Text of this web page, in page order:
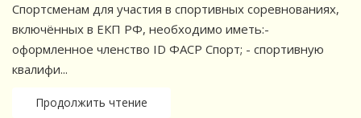
Спортсменам для участия в спортивных соревнованиях,
включённых в ЕКП РФ, необходимо иметь:-
⁠оформленное членство ID ФАСР Спорт; -⁠ спортивную
квалифи...
Продолжить чтение